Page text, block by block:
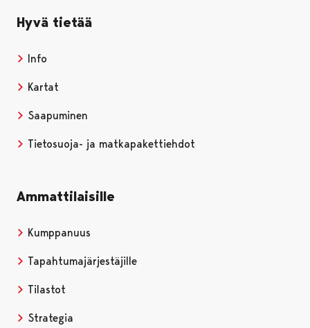
Hyvä tietää
Info
Kartat
Saapuminen
Tietosuoja- ja matkapakettiehdot
Ammattilaisille
Kumppanuus
Tapahtumajärjestäjille
Tilastot
Strategia